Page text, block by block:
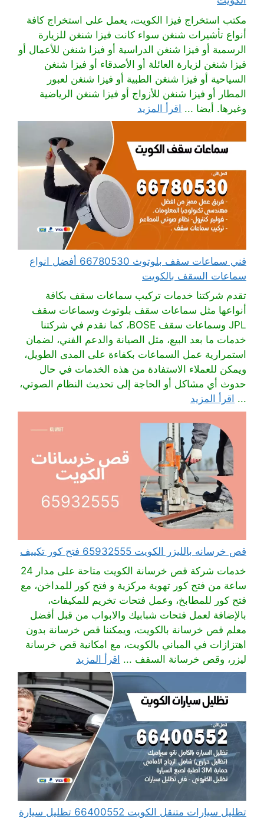
مكتب استخراج فيزا الكويت، يعمل على استخراج كافة
أنواع تأشيرات شنغن سواء كانت فيزا شنغن للزيارة
الرسمية أو فيزا شنغن الدراسية أو فيزا شنغن للأعمال أو
فيزا شنغن لزيارة العائلة أو الأصدقاء أو فيزا شنغن
السياحية أو فيزا شنغن الطبية أو فيزا شنغن لعبور
المطار أو فيزا شنغن للأزواج أو فيزا شنغن الرياضية
وغيرها. أيضا ... اقرأ المزيد
فني سماعات سقف بلوتوث 66780530 أفضل انواع
سماعات السقف بالكويت
تقدم شركتنا خدمات تركيب سماعات سقف بكافة
أنواعها مثل سماعات سقف بلوتوث وسماعات سقف
JPL وسماعات سقف BOSE، كما نقدم في شركتنا
خدمات ما بعد البيع، مثل الصيانة والدعم الفني، لضمان
استمرارية عمل السماعات بكفاءة على المدى الطويل،
ويمكن للعملاء الاستفادة من هذه الخدمات في حال
حدوث أي مشاكل أو الحاجة إلى تحديث النظام الصوتي،
... اقرأ المزيد
قص خرسانه بالليزر الكويت 65932555 فتح كور تكييف
خدمات شركة قص خرسانة الكويت متاحة على مدار 24
ساعة من فتح كور تهوية مركزية و فتح كور للمداخن، مع
فتح كور للمطابخ، وعمل فتحات تخريم للمكيفات،
بالإضافة لعمل فتحات شبابيك والابواب من قبل أفضل
معلم قص خرسانة بالكويت، ويمكننا قص خرسانة بدون
اهتزازات في المباني بالكويت، مع امكانية قص خرسانة
ليزر، وقص خرسانة السقف ... اقرأ المزيد
تظليل سيارات متنقل الكويت 66400552 تظليل سيارة